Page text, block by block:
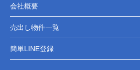
会社概要
売出し物件一覧
簡単LINE登録